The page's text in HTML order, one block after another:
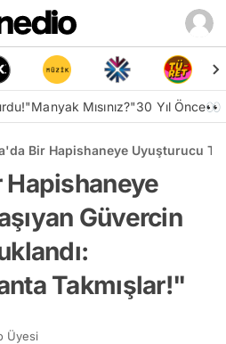
"Manyak Mısınız?"30 Yıl Önce👀
Bir Hapishaneye Uyuşturucu
Hapishaneye
Güvercin
Takmışlar!"
Üyesi